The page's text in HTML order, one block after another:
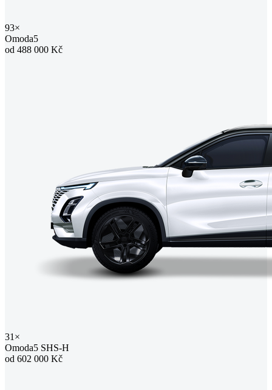
93×
Omoda5
od 488 000 Kč
31×
Omoda5 SHS-H
od 602 000 Kč